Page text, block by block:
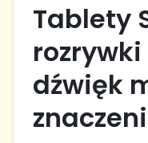
Tablety
dźwięk